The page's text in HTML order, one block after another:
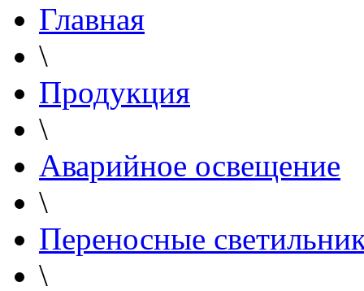
Главная
\
Продукция
\
Аварийное освещение
\
Переносные
\